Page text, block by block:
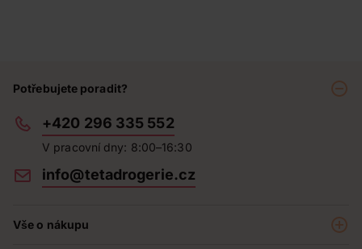
Potřebujete poradit?
+420 296 335 552
V pracovní dny: 8:00–16:30
info@tetadrogerie.cz
Vše o nákupu